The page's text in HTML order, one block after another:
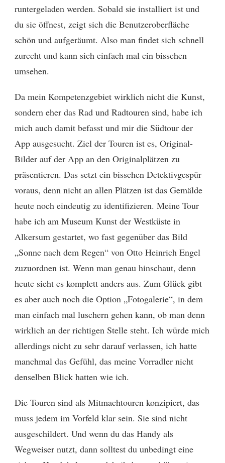
runtergeladen werden. Sobald sie installiert ist und
du sie öffnest, zeigt sich die Benutzeroberfläche
schön und aufgeräumt. Also man findet sich schnell
zurecht und kann sich einfach mal ein bisschen
umsehen.
Da mein Kompetenzgebiet wirklich nicht die Kunst,
sondern eher das Rad und Radtouren sind, habe ich
mich auch damit befasst und mir die Südtour der
App ausgesucht. Ziel der Touren ist es, Original-
Bilder auf der App an den Originalplätzen zu
präsentieren. Das setzt ein bisschen Detektivgespür
voraus, denn nicht an allen Plätzen ist das Gemälde
heute noch eindeutig zu identifizieren. Meine Tour
habe ich am Museum Kunst der Westküste in
Alkersum gestartet, wo fast gegenüber das Bild
„Sonne nach dem Regen“ von Otto Heinrich Engel
zuzuordnen ist. Wenn man genau hinschaut, denn
heute sieht es komplett anders aus. Zum Glück gibt
es aber auch noch die Option „Fotogalerie“, in dem
man einfach mal luschern gehen kann, ob man denn
wirklich an der richtigen Stelle steht. Ich würde mich
allerdings nicht zu sehr darauf verlassen, ich hatte
manchmal das Gefühl, das meine Vorradler nicht
denselben Blick hatten wie ich.
Die Touren sind als Mitmachtouren konzipiert, das
muss jedem im Vorfeld klar sein. Sie sind nicht
ausgeschildert. Und wenn du das Handy als
Wegweiser nutzt, dann solltest du unbedingt eine